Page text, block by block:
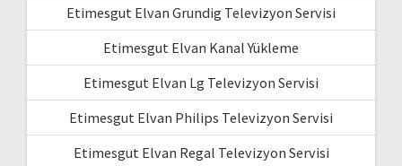
Etimesgut Elvan Grundig Televizyon Servisi
Etimesgut Elvan Kanal Yükleme
Etimesgut Elvan Lg Televizyon Servisi
Etimesgut Elvan Philips Televizyon Servisi
Etimesgut Elvan Regal Televizyon Servisi